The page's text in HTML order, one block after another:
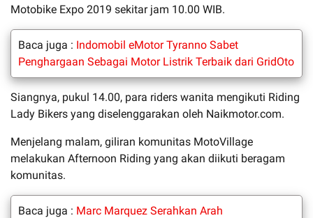
Motobike Expo 2019 sekitar jam 10.00 WIB.
Baca juga : Indomobil eMotor Tyranno Sabet
Penghargaan Sebagai Motor Listrik Terbaik dari GridOto
Siangnya, pukul 14.00, para riders wanita mengikuti Riding
Lady Bikers yang diselenggarakan oleh Naikmotor.com.
Menjelang malam, giliran komunitas MotoVillage
melakukan Afternoon Riding yang akan diikuti beragam
komunitas.
Baca juga : Marc Marquez Serahkan Arah